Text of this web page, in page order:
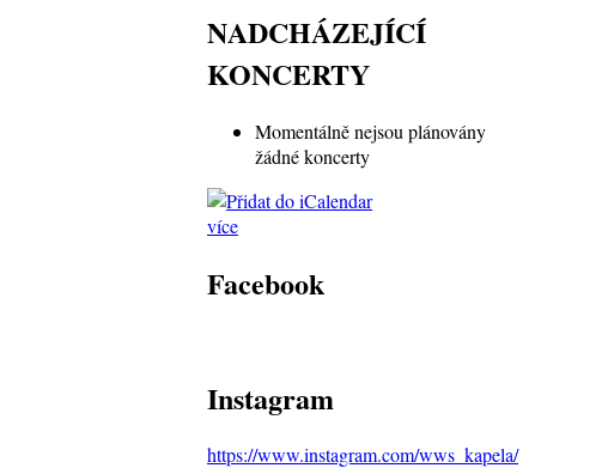
NADCHÁZEJÍCÍ
KONCERTY
Momentálně nejsou plánovány
žádné koncerty
více
Facebook
Instagram
https://www.instagram.com/wws_kapela/